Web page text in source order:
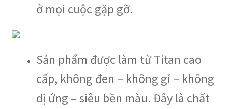
ở mọi cuộc gặp gỡ.
Sản phẩm được làm từ Titan cao
cấp, không đen – không gỉ – không
dị ứng – siêu bền màu. Đây là chất